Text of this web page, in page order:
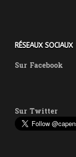
RÉSEAUX SOCIAUX
Sur Facebook
Sur Twitter